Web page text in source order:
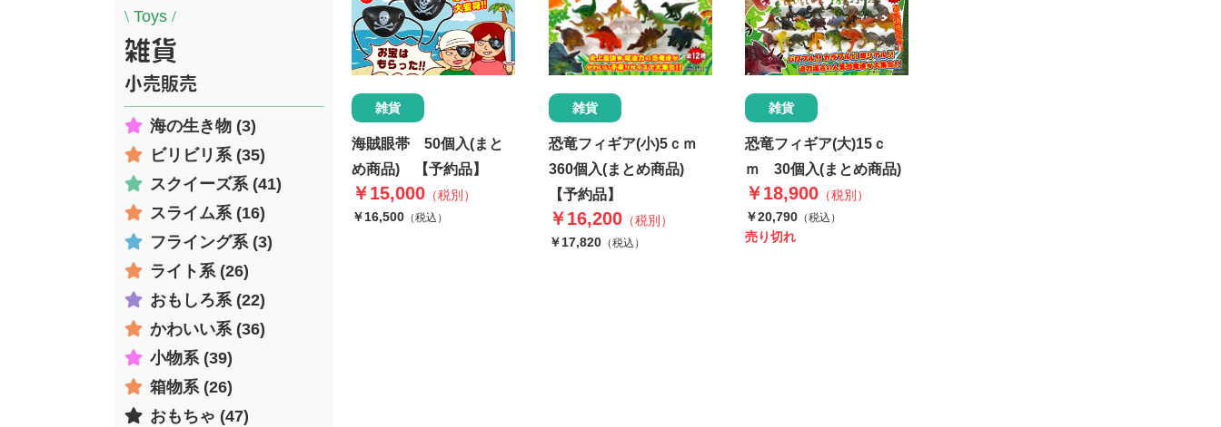
\ Toys /
雑貨
小売販売
海の生き物 (3)
ビリビリ系 (35)
スクイーズ系 (41)
スライム系 (16)
フライング系 (3)
ライト系 (26)
おもしろ系 (22)
かわいい系 (36)
小物系 (39)
箱物系 (26)
おもちゃ (47)
雑貨
海賊眼帯 50個入(まと
め商品) 【予約品】
￥15,000 （税別）
￥16,500 （税込）
雑貨
恐竜フィギア(小)5ｃｍ
360個入(まとめ商品)
【予約品】
￥16,200（税別）
￥17,820（税込）
雑貨
恐竜フィギア(大)15ｃ
ｍ 30個入(まとめ商品)
￥18,900 （税別）
￥20,790 （税込）
売り切れ